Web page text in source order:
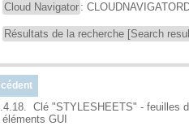
Cloud Navigator :
Résultats de la recherche [Search
Clé "STYLESHEETS" - feuilles
GUI